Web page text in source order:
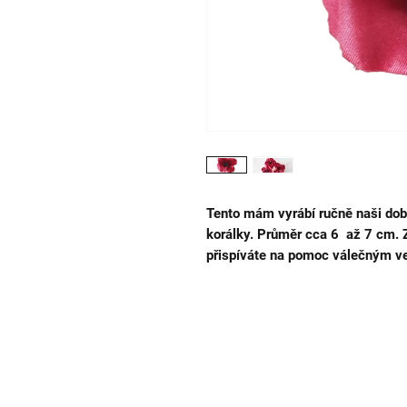
Tento mám vyrábí ručně naši
korálky. Průměr cca 6 až 7 cm.
přispíváte na pomoc válečným